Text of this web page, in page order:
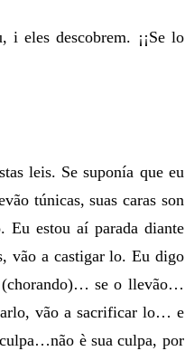
i eles descobrem. ¡¡Se lo
leis. Se suponía que eu
túnicas, suas caras son
Eu estou aí parada diante
vão a castigar lo. Eu digo
se o llevão…
vão a sacrificar lo… e
è sua culpa, por